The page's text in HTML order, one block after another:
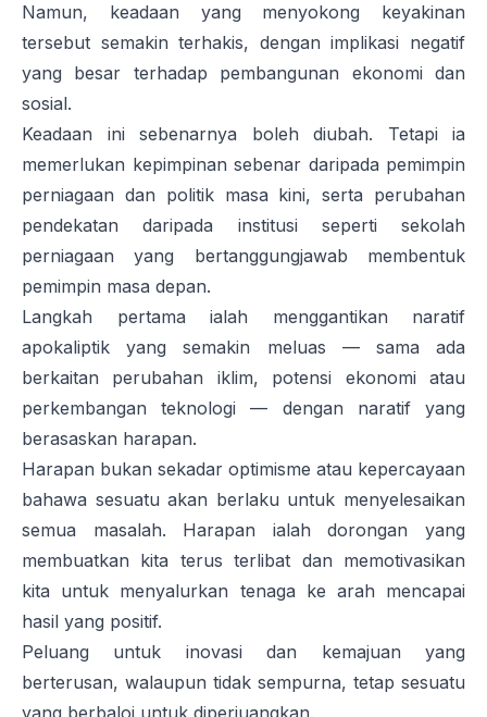
Namun, keadaan yang menyokong keyakinan
tersebut semakin terhakis, dengan implikasi negatif
yang besar terhadap pembangunan ekonomi dan
sosial.
Keadaan ini sebenarnya boleh diubah. Tetapi ia
memerlukan kepimpinan sebenar daripada pemimpin
perniagaan dan politik masa kini, serta perubahan
pendekatan daripada institusi seperti sekolah
perniagaan yang bertanggungjawab membentuk
pemimpin masa depan.
Langkah pertama ialah menggantikan naratif
apokaliptik yang semakin meluas — sama ada
berkaitan perubahan iklim, potensi ekonomi atau
perkembangan teknologi — dengan naratif yang
berasaskan harapan.
Harapan bukan sekadar optimisme atau kepercayaan
bahawa sesuatu akan berlaku untuk menyelesaikan
semua masalah. Harapan ialah dorongan yang
membuatkan kita terus terlibat dan memotivasikan
kita untuk menyalurkan tenaga ke arah mencapai
hasil yang positif.
Peluang untuk inovasi dan kemajuan yang
berterusan, walaupun tidak sempurna, tetap sesuatu